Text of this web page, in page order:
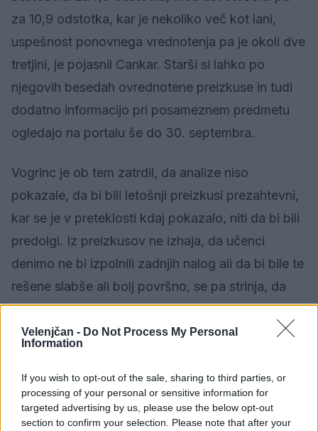
Velenjčan - Do Not Process My Personal
Information
If you wish to opt-out of the sale, sharing to third parties, or
processing of your personal or sensitive information for
targeted advertising by us, please use the below opt-out
section to confirm your selection. Please note that after your
za 10,9 odstotka, kar je nekoliko več kot lani,
uspešnost ponovnega vrednotenja pa je okoli dve
tretjini, je pojasnil Cankar. Starši si lahko po
njegovih besedah ovrednotene preizkuse in tudi
dodatno informacijo pri posameznem predmetu
ogledajo na portalu še do 30. septembra.
Vogrinc je ob tem zatrdil, da analize niso
pokazale, da bi bili letošnji preizkusi prezahtevni,
kar se je v preteklosti kdaj pokazalo, niti da bi bili
predolgi. Iz preizkusov ne izhaja, da učenci
denimo ne bi izpolnili zadnjih nalog ali da bi bile te
rešene slabše ali bolj površno, se pa strinja, da
imajo učenci težave s koncentracijo ali celo
delovnimi navadami. A to po njegovih besedah ni
celotne družbe".
Na novinarski konferenci so se dotaknili tudi kritik,